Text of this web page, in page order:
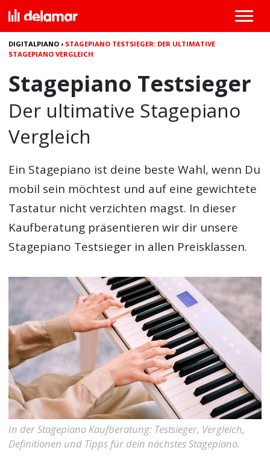
DIGITALPIANO › STAGEPIANO TESTSIEGER: DER ULTIMATIVE
STAGEPIANO VERGLEICH
Stagepiano Testsieger
Der ultimative Stagepiano
Vergleich
Ein Stagepiano ist deine beste Wahl, wenn Du
mobil sein möchtest und auf eine gewichtete
Tastatur nicht verzichten magst. In dieser
Kaufberatung präsentieren wir dir unsere
Stagepiano Testsieger in allen Preisklassen.
In der Stagepiano Kaufberatung: Testsieger, Vergleich,
Definitionen und Tipps für dein nächstes Stagepiano.